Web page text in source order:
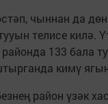
чыннан да
телисе килә.
133 бала
кимү
район үзәк